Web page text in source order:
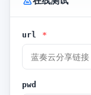
url *
pwd